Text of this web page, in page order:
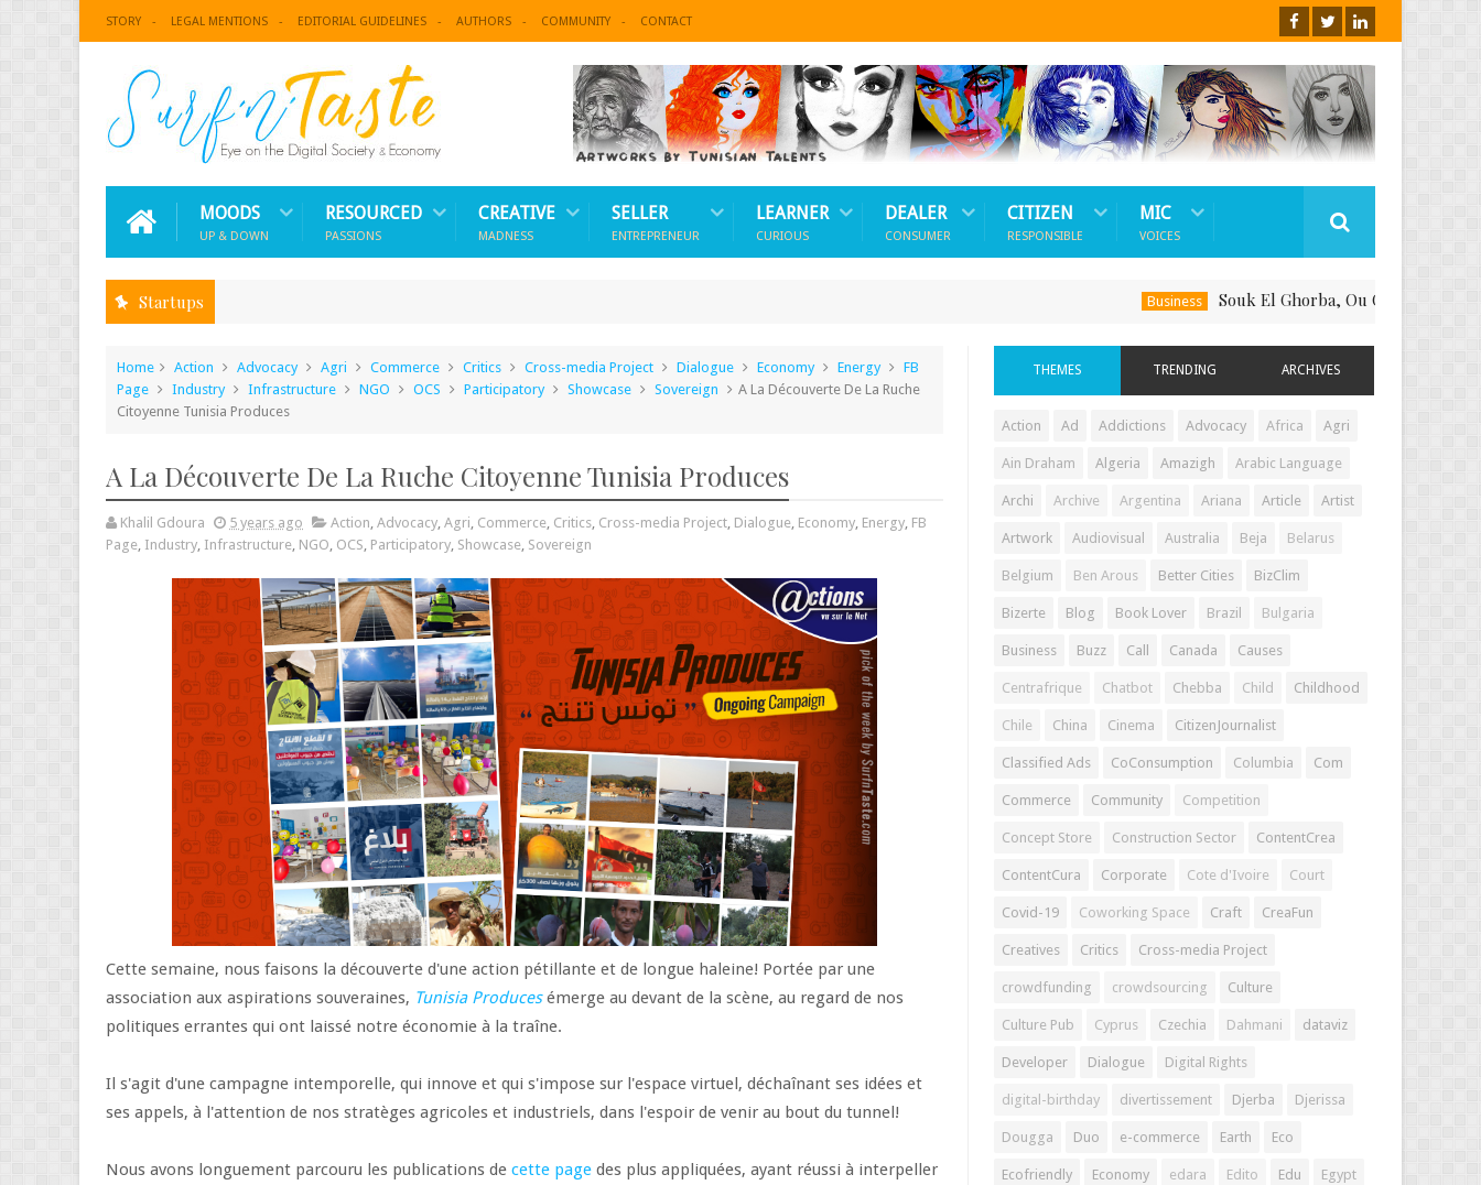
STORY LEGAL MENTIONS EDITORIAL GUIDELINES AUTHORS COMMUNITY CONTACT
MOODS
UP & DOWN
RESOURCED
PASSIONS
CREATIVE
MADNESS
SELLER
ENTREPRENEUR
LEARNER
CURIOUS
DEALER
CONSUMER
CITIZEN
RESPONSIBLE
MIC
VOICES
Startups Souk El Ghorba, Ou Comment Soutenir Le
Home Action Advocacy Agri Commerce Critics Cross-media Project Dialogue Economy Energy
FB
Page
Industry Infrastructure NGO OCS Participatory Showcase Sovereign
A La Découverte De La Ruche
Citoyenne Tunisia Produces
A La Découverte De La Ruche Citoyenne Tunisia Produces
Khalil Gdoura 5 years ago Action, Advocacy, Agri, Commerce, Critics, Cross-media Project, Dialogue, Economy, Energy, FB
Page, Industry, Infrastructure, NGO, OCS, Participatory, Showcase, Sovereign
Cette semaine, nous faisons la découverte d'une action pétillante et de longue haleine! Portée par une
association aux aspirations souveraines, Tunisia Producesémerge au devant de la scène, au regard de nos
politiques errantes qui ont laissé notre économie à la traîne.
Il s'agit d'une campagne intemporelle, qui innove et qui s'impose sur l'espace virtuel, déchaînant ses idées et
ses appels, à l'attention de nos stratèges agricoles et industriels, dans l'espoir de venir au bout du tunnel!
Nous avons longuement parcouru les publications de cette page des plus appliquées, ayant réussi à interpeller
THEMES TRENDING ARCHIVES
Action Ad Addictions Advocacy Africa Agri
Ain Draham Algeria Amazigh Arabic Language
Archi Archive Argentina Ariana Article Artist
Artwork Audiovisual Australia Beja Belarus
Belgium Ben Arous Better Cities BizClim
Bizerte Blog Book Lover Brazil Bulgaria
Business Buzz Call Canada Causes
Centrafrique Chatbot Chebba Child Childhood
Chile China Cinema CitizenJournalist
Classified Ads CoConsumption Columbia Com
Commerce Community Competition
Concept Store Construction Sector ContentCrea
ContentCura Corporate Cote d'Ivoire Court
Covid-19 Coworking Space Craft CreaFun
Creatives Critics Cross-media Project
crowdfunding crowdsourcing Culture
Culture Pub Cyprus Czechia Dahmani dataviz
Developer Dialogue Digital Rights
digital-birthday divertissement Djerba Djerissa
Dougga Duo e-commerce Earth Eco
Ecofriendly Economy edara Edito Edu Egypt